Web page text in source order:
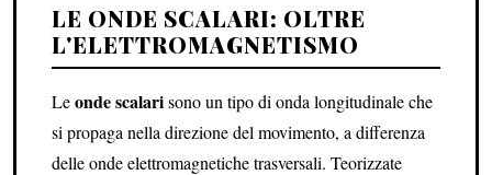
LE ONDE SCALARI: OLTRE
L'ELETTROMAGNETISMO
Leonde scalarisono un tipo di onda longitudinale che
si propaga nella direzione del movimento, a differenza
delle onde elettromagnetiche trasversali. Teorizzate